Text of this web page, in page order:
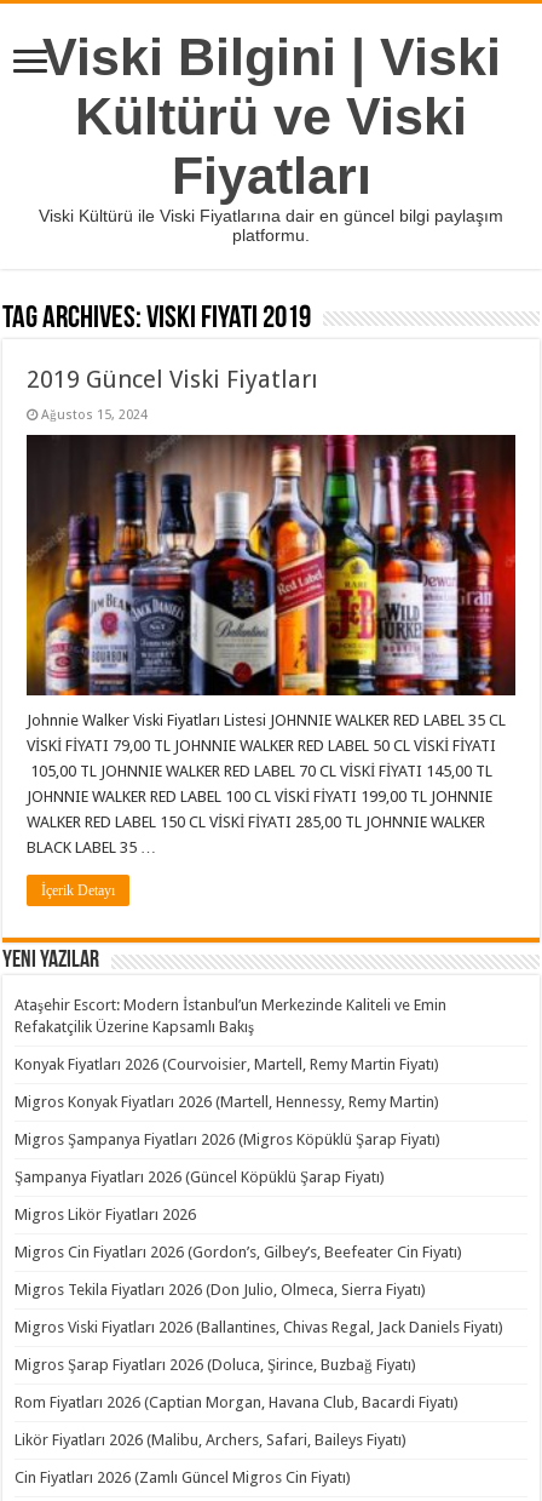
Viski Bilgini | Viski
Kültürü ve Viski
Fiyatları
Viski Kültürü ile Viski Fiyatlarına dair en güncel bilgi paylaşım
platformu.
Tag Archives:viski fiyatı 2019
2019 Güncel Viski Fiyatları
Ağustos 15, 2024
Johnnie Walker Viski Fiyatları Listesi JOHNNIE WALKER RED LABEL 35 CL
VİSKİ FİYATI 79,00 TL JOHNNIE WALKER RED LABEL 50 CL VİSKİ FİYATI
105,00 TL JOHNNIE WALKER RED LABEL 70 CL VİSKİ FİYATI 145,00 TL
JOHNNIE WALKER RED LABEL 100 CL VİSKİ FİYATI 199,00 TL JOHNNIE
WALKER RED LABEL 150 CL VİSKİ FİYATI 285,00 TL JOHNNIE WALKER
BLACK LABEL 35 …
İçerik Detayı
Yeni Yazılar
Ataşehir Escort: Modern İstanbul’un Merkezinde Kaliteli ve Emin
Refakatçilik Üzerine Kapsamlı Bakış
Konyak Fiyatları 2026 (Courvoisier, Martell, Remy Martin Fiyatı)
Migros Konyak Fiyatları 2026 (Martell, Hennessy, Remy Martin)
Migros Şampanya Fiyatları 2026 (Migros Köpüklü Şarap Fiyatı)
Şampanya Fiyatları 2026 (Güncel Köpüklü Şarap Fiyatı)
Migros Likör Fiyatları 2026
Migros Cin Fiyatları 2026 (Gordon’s, Gilbey’s, Beefeater Cin Fiyatı)
Migros Tekila Fiyatları 2026 (Don Julio, Olmeca, Sierra Fiyatı)
Migros Viski Fiyatları 2026 (Ballantines, Chivas Regal, Jack Daniels Fiyatı)
Migros Şarap Fiyatları 2026 (Doluca, Şirince, Buzbağ Fiyatı)
Rom Fiyatları 2026 (Captian Morgan, Havana Club, Bacardi Fiyatı)
Likör Fiyatları 2026 (Malibu, Archers, Safari, Baileys Fiyatı)
Cin Fiyatları 2026 (Zamlı Güncel Migros Cin Fiyatı)